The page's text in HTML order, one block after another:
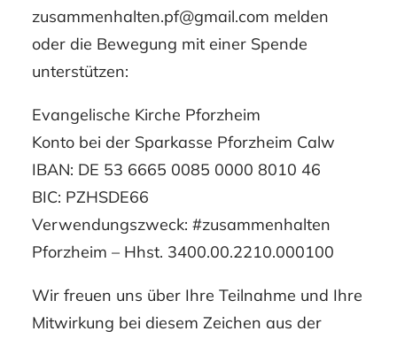
zusammenhalten.pf@gmail.com melden
oder die Bewegung mit einer Spende
unterstützen:
Evangelische Kirche Pforzheim
Konto bei der Sparkasse Pforzheim Calw
IBAN: DE 53 6665 0085 0000 8010 46
BIC: PZHSDE66
Verwendungszweck: #zusammenhalten
Pforzheim – Hhst. 3400.00.2210.000100
Wir freuen uns über Ihre Teilnahme und Ihre
Mitwirkung bei diesem Zeichen aus der